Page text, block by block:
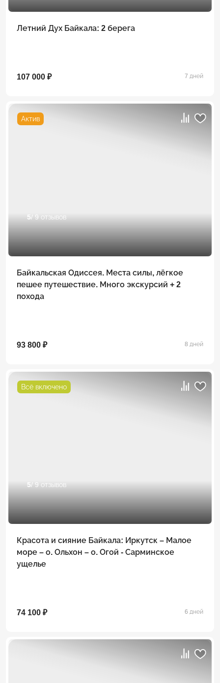
Летний Дух Байкала: 2 берега
107 000 ₽ 7 дней
Актив
5/ 9 отзывов
Байкальская Одиссея. Места силы, лёгкое
пешее путешествие. Много экскурсий + 2
похода
93 800 ₽ 8 дней
Всё включено
5/ 9 отзывов
Красота и сияние Байкала: Иркутск – Малое
море – о. Ольхон – о. Огой - Сарминское
ущелье
74 100 ₽ 6 дней